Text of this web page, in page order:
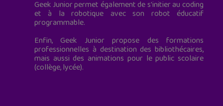
Geek Junior permet également de s'initier au coding
et à la robotique avec son robot éducatif
programmable.
Enfin, Geek Junior propose des formations
professionnelles à destination des bibliothécaires,
mais aussi des animations pour le public scolaire
(collège, lycée).